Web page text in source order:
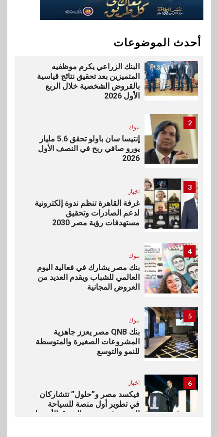
أحدث الموضوعات
vivo تشعل المنافسة في مصر
مع إطلاق Y500 المزود ببطارية
البنك الزراعي يكرم موظفيه
المتميزين بعد تحقيق نتائج قياسية
بالقروض الشخصية خلال الربع
الأول 2026
2
بنوك
إنتيسا سان باولو تحقق 5.6 مليار
يورو صافي ربح في النصف الأول
2026
3
اخبار
غرفة القاهرة تنظم ندوة إلكترونية
لدعم الصادرات وتحقيق
مستهدفات رؤية مصر 2030
4
بنوك
بنك مصر يشارك في فعالية اليوم
العالمي للشباب ويقدم العديد من
العروض المجانية
5
بنوك
بنك QNB مصر يعزز جاهزية
المشروعات الصغيرة والمتوسطة
للنمو والتوسع
6 اخبار
فيكسد مصر و”حلول” تتشاركان
في تطوير أول منصة للسياحة
الصحية في مصر والشرق الأوسط